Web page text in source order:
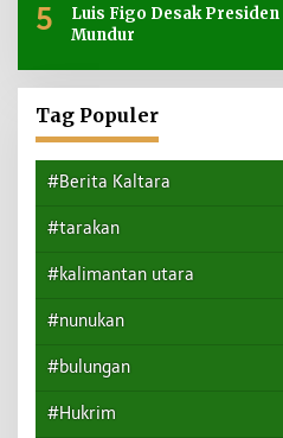
5
Luis Figo Desak
Mundur
Tag Populer
#Berita Kaltara
#tarakan
#kalimantan utara
#nunukan
#bulungan
#Hukrim